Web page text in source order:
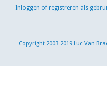
Inloggen of registreren als
Copyright 2003-2019 Luc Van